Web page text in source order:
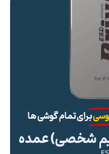
برای تمام گوشی ها
شخصی) عمده